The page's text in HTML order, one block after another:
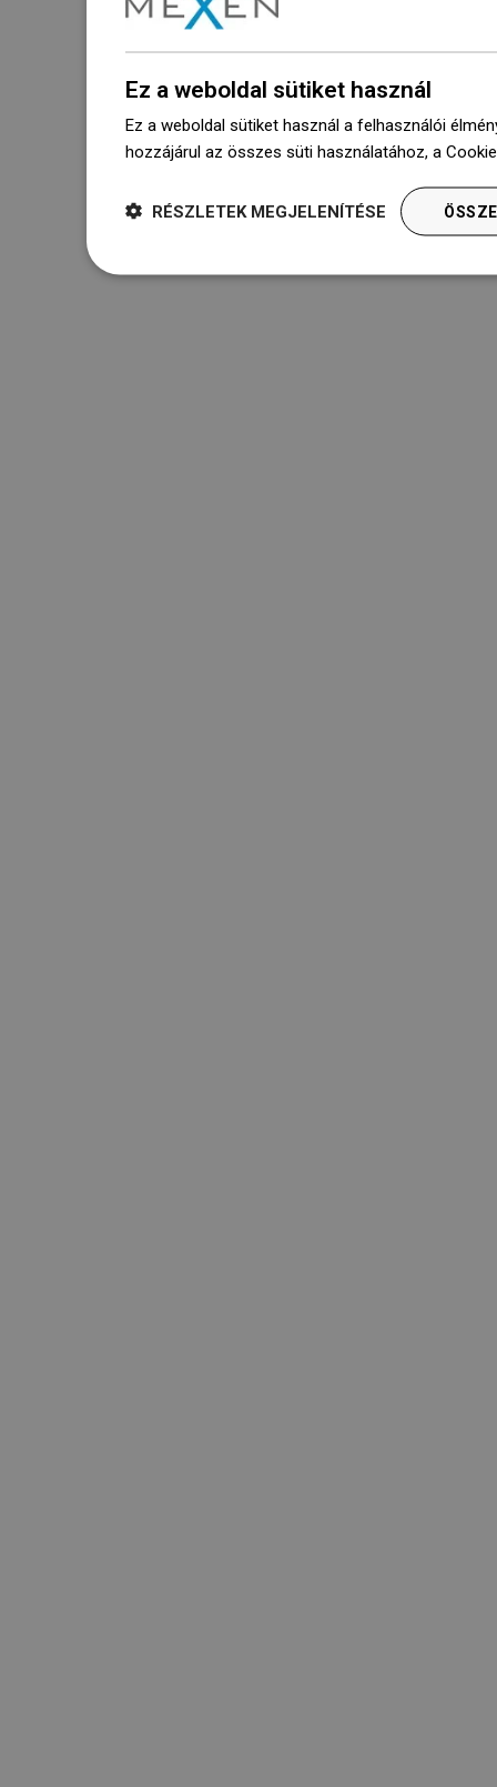
Ez a weboldal sütiket használ
Ez a weboldal sütiket használ a felhasználói
hozzájárul az összes süti használatához, a
RÉSZLETEK MEGJELENÍTÉSE